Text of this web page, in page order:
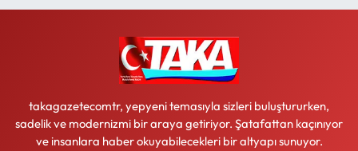
takagazetecomtr, yepyeni temasıyla sizleri buluştururken,
sadelik ve modernizmi bir araya getiriyor. Şatafattan kaçınıyor
ve insanlara haber okuyabilecekleri bir altyapı sunuyor.